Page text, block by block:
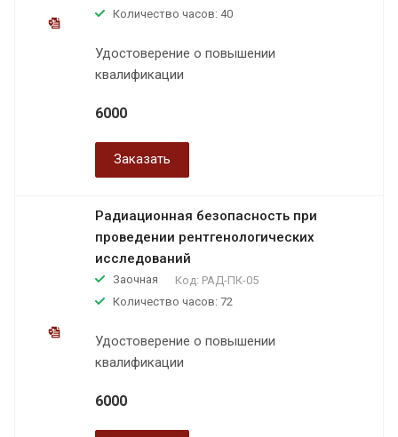
Количество часов: 40
Удостоверение о повышении
квалификации
6000
Заказать
Радиационная безопасность при
проведении рентгенологических
исследований
Заочная Код: РАД-ПК-05
Количество часов: 72
Удостоверение о повышении
квалификации
6000